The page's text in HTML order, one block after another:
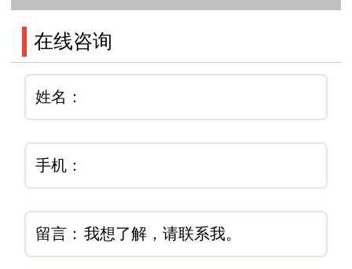
在线咨询
姓名：
手机：
留言：